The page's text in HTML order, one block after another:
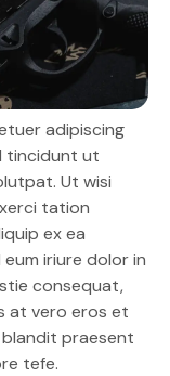
adipiscing
tincidunt ut
Ut wisi
tation
ex ea
iriure dolor in
consequat,
at vero eros et
praesent
tefe.